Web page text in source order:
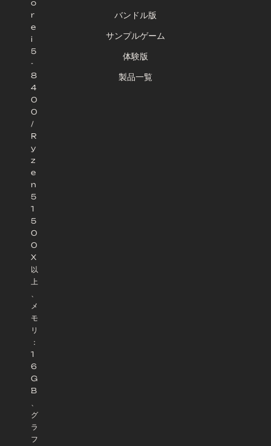
o
r
e
i
5
-
8
4
0
0
/
R
y
z
e
n
5
1
5
0
0
X
以
上
、
メ
モ
リ
：
1
6
G
B
、
グ
ラ
フ
バンドル版
サンプルゲーム
体験版
製品一覧